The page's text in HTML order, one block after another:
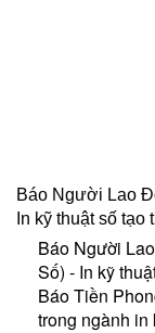
Báo Người Lao
In kỹ thuật số
Báo Người
Số) - In kỹ
Báo Tiền
trong ngành in